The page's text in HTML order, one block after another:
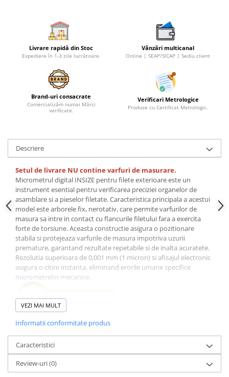
Ceasuri comparatoare digitale de
Ceasuri comparatoare digitale de
interior
Truse de alezaj cu ceas
comparator
Ceasuri comparatoare digitale de
de grosimi
Ceasuri comparatoare de
Ceasuri comparatoare cu levier
Accesorii pentru ceasuri
comparatoare
Aparate de masura si control
Termometre si higrometre
Multimetre digitale
Telemetre laser
Umidometre
Luxmetre
Tahometre
Sonometre
Analizoare optice
Livrare rapidă din Stoc
Expediere în 1-3 zile lucrătoare.
Vânzări multicanal
Online | SEAP/SICAP | Sediu client
Brand-uri consacrate
Comercializăm numai Mărci
verificate.
Verificari Metrologice
Produse cu Certificat Metrologic.
Descriere
Setul de livrare NU contine varfuri de masurare.
Micrometrul digital INSIZE pentru filete exterioare este un
instrument esential pentru verificarea preciziei organelor de
asamblare si a pieselor filetate. Caracteristica principala a acestui
model este arborele fix, nerotativ, care permite varfurilor de
masura sa intre in contact cu flancurile filetului fara a exercita
forte de torsiune. Aceasta constructie asigura o pozitionare
stabila si protejeaza varfurile de masura impotriva uzurii
premature, garantand rezultate repetabile si de inalta acuratete.
Rezolutia superioara de 0,001 mm (1 micron) si afisajul electronic
asigura o citire instanta, eliminand erorile umane specifice
micrometrelor mecanice.
Instrumentul este livrat fara varfuri de masurare, oferind
utilizatorului flexibilitatea de a selecta seturile specifice
pasului de filet necesar (metric, unificat sau Whitworth)
Este un echipament indispensabil in atelierele de strungarie,
departamentele de control al calitatii si in mentenanta
industriala.
VEZI MAI MULT
Informatii conformitate produs
Caracteristici
Review-uri(0)